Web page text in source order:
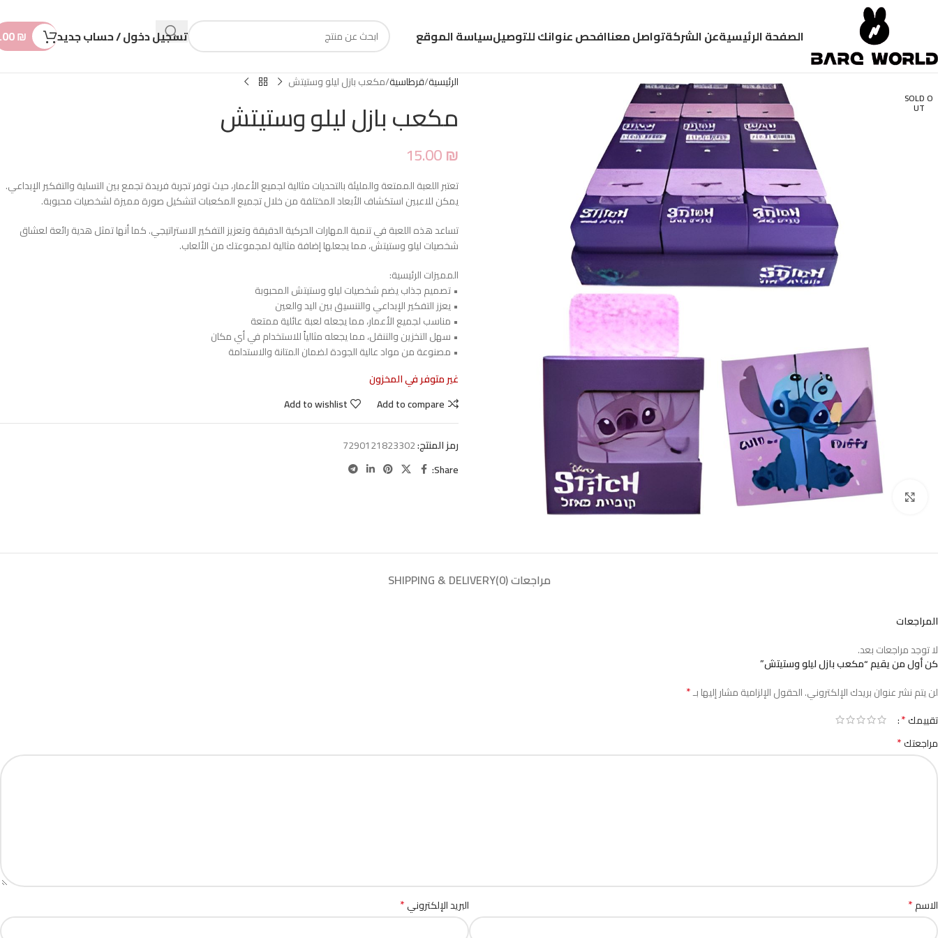
الصفحة الرئيسيةعن الشركةتواصل معناافحص عنوانك للتوصيلسياسة الموقع تسجيل دخول / حساب جديد ₪
SOLD O
UT
Click to enlarge
الرئيسية قرطاسية مكعب بازل ليلو وستيتش
مكعب بازل ليلو وستيتش
15.00₪
تعتبر اللعبة الممتعة والمليئة بالتحديات مثالية لجميع الأعمار، حيث توفر تجربة فريدة تجمع بين التسلية والتفكير الإبداعي.
يمكن للاعبين استكشاف الأبعاد المختلفة من خلال تجميع المكعبات لتشكيل صورة مميزة لشخصيات محبوبة.
تساعد هذه اللعبة في تنمية المهارات الحركية الدقيقة وتعزيز التفكير الاستراتيجي. كما أنها تمثل هدية رائعة لعشاق
شخصيات ليلو وستيتش، مما يجعلها إضافة مثالية لمجموعتك من الألعاب.
المميزات الرئيسية:
• تصميم جذاب يضم شخصيات ليلو وستيتش المحبوبة
• يعزز التفكير الإبداعي والتنسيق بين اليد والعين
• مناسب لجميع الأعمار، مما يجعله لعبة عائلية ممتعة
• سهل التخزين والتنقل، مما يجعله مثالياً للاستخدام في أي مكان
• مصنوعة من مواد عالية الجودة لضمان المتانة والاستدامة
غير متوفر في المخزون
Add to compare
Add to wishlist
رمز المنتج:7290121823302
Share:
مراجعات (0) SHIPPING & DELIVERY
المراجعات
لا توجد مراجعات بعد.
كن أول من يقيم “مكعب بازل ليلو وستيتش”
لن يتم نشر عنوان بريدك الإلكتروني.الحقول الإلزامية مشار إليها بـ*
تقييمك*
مراجعتك*
الاسم* البريد الإلكتروني*